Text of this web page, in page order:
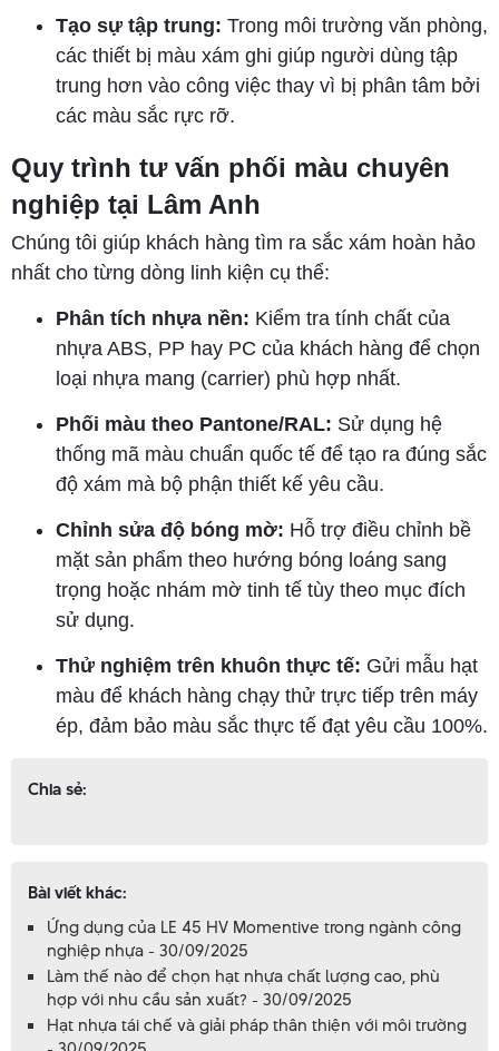
Tạo sự tập trung: Trong môi trường văn phòng,
các thiết bị màu xám ghi giúp người dùng tập
trung hơn vào công việc thay vì bị phân tâm bởi
các màu sắc rực rỡ.
Quy trình tư vấn phối màu chuyên
nghiệp tại Lâm Anh
Chúng tôi giúp khách hàng tìm ra sắc xám hoàn hảo
nhất cho từng dòng linh kiện cụ thể:
Phân tích nhựa nền: Kiểm tra tính chất của
nhựa ABS, PP hay PC của khách hàng để chọn
loại nhựa mang (carrier) phù hợp nhất.
Phối màu theo Pantone/RAL: Sử dụng hệ
thống mã màu chuẩn quốc tế để tạo ra đúng sắc
độ xám mà bộ phận thiết kế yêu cầu.
Chỉnh sửa độ bóng mờ: Hỗ trợ điều chỉnh bề
mặt sản phẩm theo hướng bóng loáng sang
trọng hoặc nhám mờ tinh tế tùy theo mục đích
sử dụng.
Thử nghiệm trên khuôn thực tế: Gửi mẫu hạt
màu để khách hàng chạy thử trực tiếp trên máy
ép, đảm bảo màu sắc thực tế đạt yêu cầu 100%.
Chia sẻ:
Bài viết khác:
Ứng dụng của LE 45 HV Momentive trong ngành công
nghiệp nhựa - 30/09/2025
Làm thế nào để chọn hạt nhựa chất lượng cao, phù
hợp với nhu cầu sản xuất? - 30/09/2025
Hạt nhựa tái chế và giải pháp thân thiện với môi trường